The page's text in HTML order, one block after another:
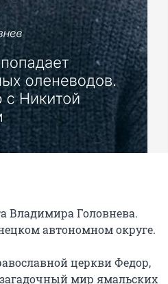
Владимира Головнева.
автономном округе.
церкви Федор,
мир ямальских